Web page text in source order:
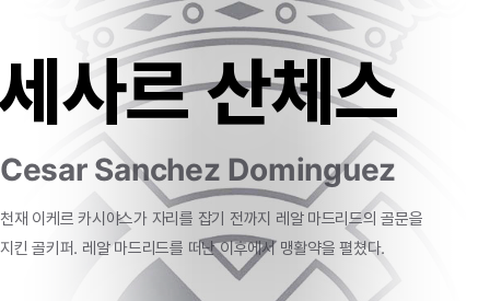
사르 산체스
Cesar Sanchez Dominguez
천재 이케르 카시야스가 자리를 잡기 전까지 레알 마드리드의 골문을
지킨 골키퍼. 레알 마드리드를 떠난 이후에서 맹활약을 펼쳤다.